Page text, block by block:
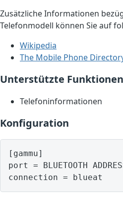
Zusätzliche Informationen
Telefonmodell können Sie auf
Wikipedia
The Mobile Phone
Unterstützte Funktionen
Telefoninformationen
Konfiguration
[gammu]
port = BLUETOOTH